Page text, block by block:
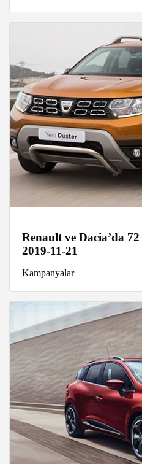
Renault ve Dacia’da
2019-11-21
Kampanyalar